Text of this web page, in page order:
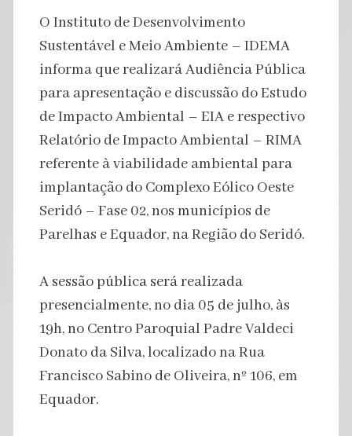
O Instituto de Desenvolvimento
Sustentável e Meio Ambiente – IDEMA
informa que realizará Audiência Pública
para apresentação e discussão do Estudo
de Impacto Ambiental – EIA e respectivo
Relatório de Impacto Ambiental – RIMA
referente à viabilidade ambiental para
implantação do Complexo Eólico Oeste
Seridó – Fase 02, nos municípios de
Parelhas e Equador, na Região do Seridó.
A sessão pública será realizada
presencialmente, no dia 05 de julho, às
19h, no Centro Paroquial Padre Valdeci
Donato da Silva, localizado na Rua
Francisco Sabino de Oliveira, nº 106, em
Equador.